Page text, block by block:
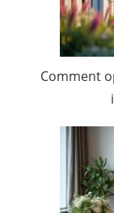
Comment